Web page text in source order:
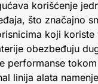
korišćenje
što značajno
koji koriste
obezbeđuju
performanse
linija alata